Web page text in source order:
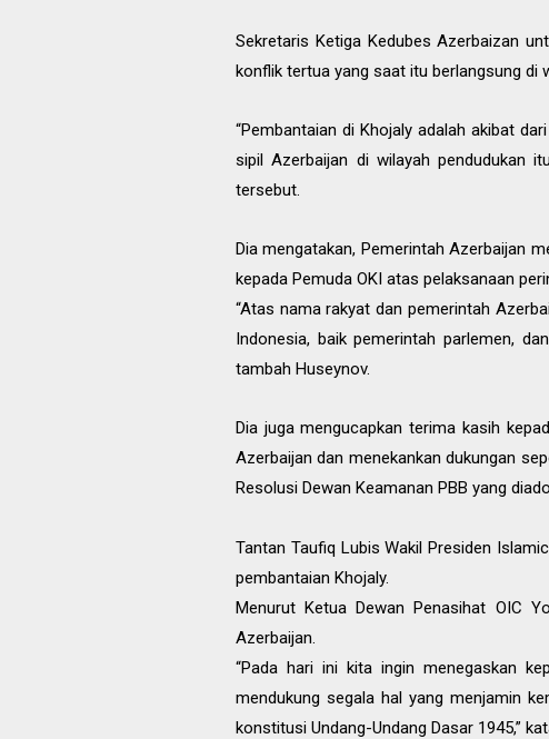
Sekretaris Ketiga Kedubes Azerbaizan
konflik tertua yang saat itu berlangsung di
“Pembantaian di Khojaly adalah akibat
sipil Azerbaijan di wilayah pendudukan
tersebut.
Dia mengatakan, Pemerintah Azerbaijan
kepada Pemuda OKI atas pelaksanaan
“Atas nama rakyat dan pemerintah
Indonesia, baik pemerintah parlemen,
tambah Huseynov.
Dia juga mengucapkan terima kasih
Azerbaijan dan menekankan dukungan
Resolusi Dewan Keamanan PBB yang
Tantan Taufiq Lubis Wakil Presiden
pembantaian Khojaly.
Menurut Ketua Dewan Penasihat OIC
Azerbaijan.
“Pada hari ini kita ingin menegaskan
mendukung segala hal yang menjamin
konstitusi Undang-Undang Dasar 1945,”